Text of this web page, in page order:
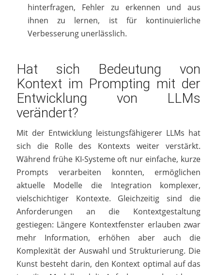
hinterfragen, Fehler zu erkennen und aus
ihnen zu lernen, ist für kontinuierliche
Verbesserung unerlässlich.
Hat sich Bedeutung von
Kontext im Prompting mit der
Entwicklung von LLMs
verändert?
Mit der Entwicklung leistungsfähigerer LLMs hat
sich die Rolle des Kontexts weiter verstärkt.
Während frühe KI-Systeme oft nur einfache, kurze
Prompts verarbeiten konnten, ermöglichen
aktuelle Modelle die Integration komplexer,
vielschichtiger Kontexte. Gleichzeitig sind die
Anforderungen an die Kontextgestaltung
gestiegen: Längere Kontextfenster erlauben zwar
mehr Information, erhöhen aber auch die
Komplexität der Auswahl und Strukturierung. Die
Kunst besteht darin, den Kontext optimal auf das